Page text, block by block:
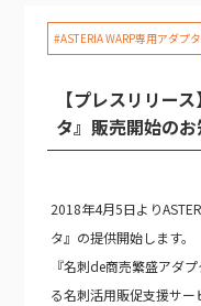
#ASTERIA WARP専用アダプタ
【プレスリリー
タ』販売開始の
2018年4月5日より
タ』の提供開始します。
『名刺de商売繁盛アダ
る名刺活用販促支援サ